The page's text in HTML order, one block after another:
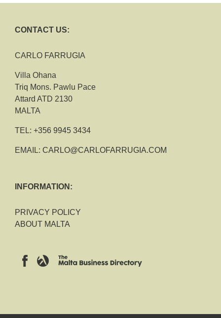
CONTACT US:
CARLO FARRUGIA
Villa Ohana
Triq Mons. Pawlu Pace
Attard ATD 2130
MALTA
TEL: +356 9945 3434
EMAIL: CARLO@CARLOFARRUGIA.COM
INFORMATION:
PRIVACY POLICY
ABOUT MALTA